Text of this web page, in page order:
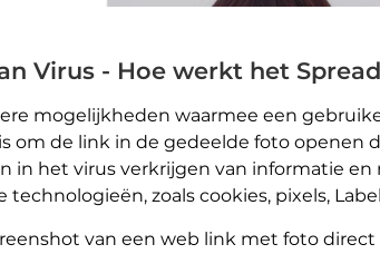
Virus - Hoe werkt het Spread
mogelijkheden waarmee een
om de link in de gedeelde foto
in het virus verkrijgen van informatie
technologieën, zoals cookies, pixels,
van een web link met foto